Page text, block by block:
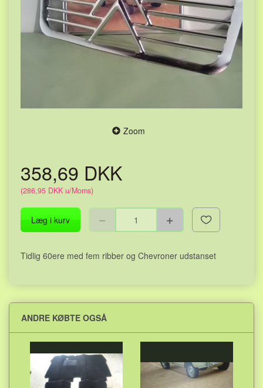
Zoom
358,69 DKK
(286,95 DKK u/Moms)
Læg i kurv
Tidlig 60ere med fem ribber og Chevroner udstanset
ANDRE KØBTE OGSÅ